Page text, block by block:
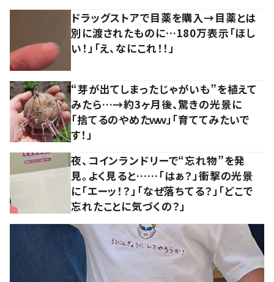
ドラッグストアで目薬を購入→目薬とは
別に渡されたものに…180万表示「ほし
い！」「え、なにこれ！！」
“芽が出てしまったじゃがいも”を植えて
みたら…→約3ヶ月後、驚きの光景に
「捨てるのやめたｗｗ」「育ててみたいで
す！」
夜、コインランドリーで“忘れ物”を発
見。よく見ると……「はぁ？」衝撃の光景
に「エーッ！？」「なぜ落ちてる？」「どこで
忘れたことに気づくの？」